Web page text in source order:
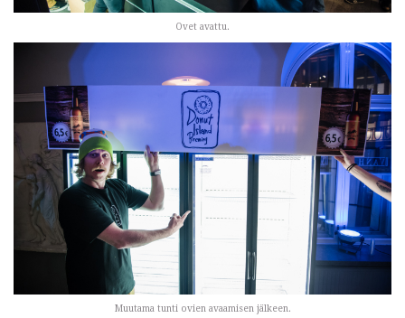
Ovet avattu.
Muutama tunti ovien avaamisen jälkeen.